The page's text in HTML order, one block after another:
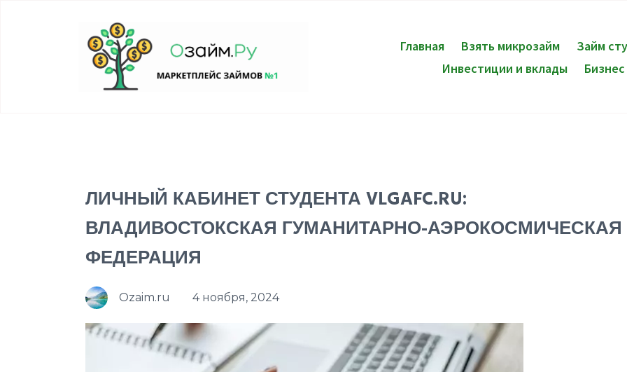
Главная Взять микрозайм
Займ
Инвестиции и вклады
Бизнес
ЛИЧНЫЙ КАБИНЕТ СТУДЕНТА VLGAFC.RU:
ВЛАДИВОСТОКСКАЯ ГУМАНИТАРНО-АЭРОКОСМИЧЕСКАЯ
ФЕДЕРАЦИЯ
Ozaim.ru 4 ноября, 2024